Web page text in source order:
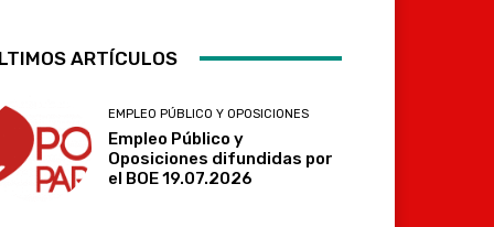
TelegramARTÍCULOS
EMPLEO PÚBLICO Y OPOSICIONES
Empleo Público y
Oposiciones difundidas por
el BOE 19.07.2026